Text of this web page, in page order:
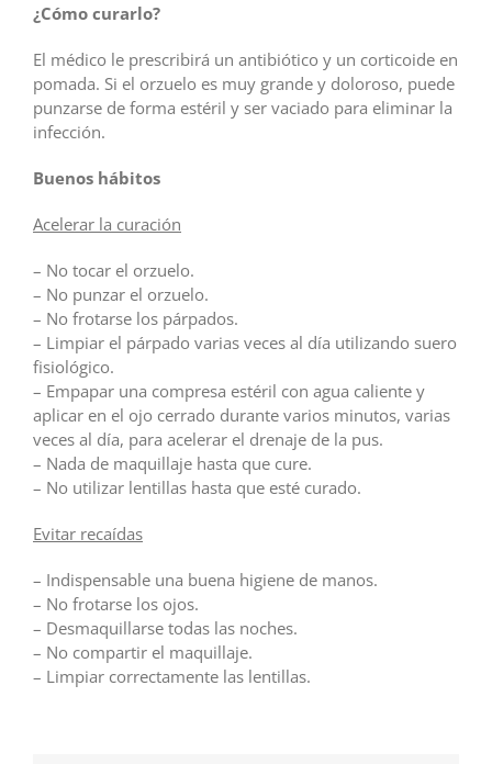
¿Cómo curarlo?
El médico le prescribirá un antibiótico y un corticoide en
pomada. Si el orzuelo es muy grande y doloroso, puede
punzarse de forma estéril y ser vaciado para eliminar la
infección.
Buenos hábitos
Acelerar la curación
– No tocar el orzuelo.
– No punzar el orzuelo.
– No frotarse los párpados.
– Limpiar el párpado varias veces al día utilizando suero
fisiológico.
– Empapar una compresa estéril con agua caliente y
aplicar en el ojo cerrado durante varios minutos, varias
veces al día, para acelerar el drenaje de la pus.
– Nada de maquillaje hasta que cure.
– No utilizar lentillas hasta que esté curado.
Evitar recaídas
– Indispensable una buena higiene de manos.
– No frotarse los ojos.
– Desmaquillarse todas las noches.
– No compartir el maquillaje.
– Limpiar correctamente las lentillas.